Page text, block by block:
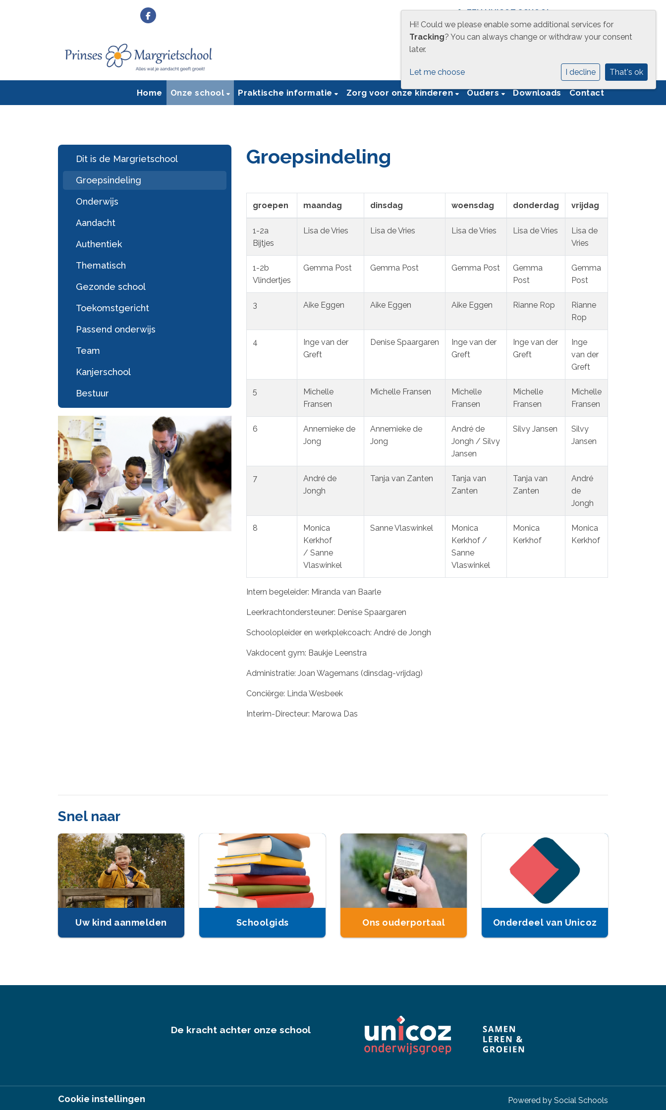
EEN UNICOZ SCHOOL
Home Onze school Praktische informatie Zorg voor onze kinderen Ouders Downloads Contact
Dit is de Margrietschool
Groepsindeling
Onderwijs
Aandacht
Authentiek
Thematisch
Gezonde school
Toekomstgericht
Passend onderwijs
Team
Kanjerschool
Bestuur
Groepsindeling
groepen maandag dinsdag woensdag donderdag vrijdag
1-2a
Bijtjes
Lisa de Vries Lisa de Vries Lisa de Vries Lisa de Vries
Lisa de
Vries
1-2b
Vlindertjes
Gemma Post Gemma Post Gemma Post
Gemma
Post
Gemma
Post
3 Aike Eggen Aike Eggen Aike Eggen Rianne Rop
Rianne
Rop
4
Inge van der
Greft
Denise Spaargaren
Inge van der
Greft
Inge van der
Greft
Inge
van der
Greft
5
Michelle
Fransen
Michelle Fransen
Michelle
Fransen
Michelle
Fransen
Michelle
Fransen
6
Annemieke de
Jong
Annemieke de
Jong
André de
Jongh / Silvy
Jansen
Silvy Jansen
Silvy
Jansen
7
André de
Jongh
Tanja van Zanten
Tanja van
Zanten
Tanja van
Zanten
André
de
Jongh
8
Monica
Kerkhof
/ Sanne
Vlaswinkel
Sanne Vlaswinkel
Monica
Kerkhof /
Sanne
Vlaswinkel
Monica
Kerkhof
Monica
Kerkhof
Intern begeleider: Miranda van Baarle
Leerkrachtondersteuner: Denise Spaargaren
Schoolopleider en werkplekcoach: André de Jongh
Vakdocent gym: Baukje Leenstra
Administratie: Joan Wagemans (dinsdag-vrijdag)
Conciërge: Linda Wesbeek
Interim-Directeur: Marowa Das
Snel naar
Uw kind aanmelden Schoolgids Ons ouderportaal Onderdeel van Unicoz
De kracht achter onze school
Cookie instellingen Powered by Social Schools
Hi! Could we please enable some additional services for
Tracking? You can always change or withdraw your consent
later.
Let me choose I decline That's ok